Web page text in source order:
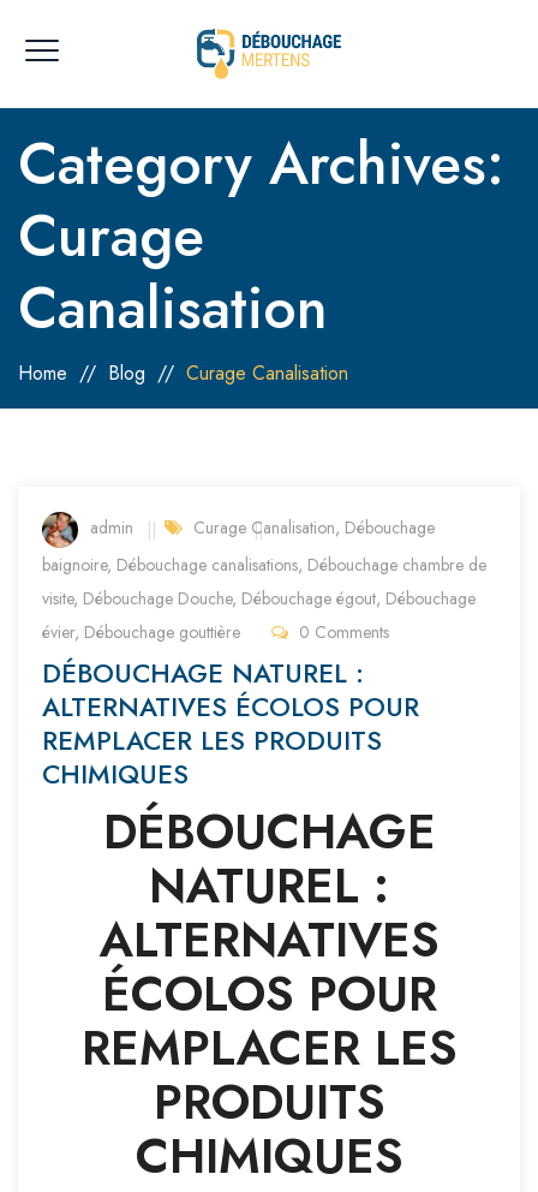
Category Archives:
Curage
Canalisation
Home // Blog // Curage Canalisation
admin Curage Canalisation, Débouchage
baignoire, Débouchage canalisations, Débouchage chambre de
visite, Débouchage Douche, Débouchage égout, Débouchage
évier, Débouchage gouttière 0 Comments
DÉBOUCHAGE NATUREL :
ALTERNATIVES ÉCOLOS POUR
REMPLACER LES PRODUITS
CHIMIQUES
DÉBOUCHAGE
NATUREL :
ALTERNATIVES
ÉCOLOS POUR
REMPLACER LES
PRODUITS
CHIMIQUES